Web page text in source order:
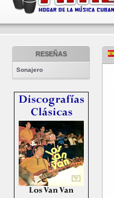
RESEÑAS
Sonajero